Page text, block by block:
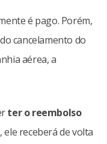
é pago. Porém,
cancelamento do
aérea, a
ter o reembolso
ele receberá de volta